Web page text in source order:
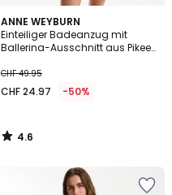
ANNE WEYBURN
Einteiliger Badeanzug mit
Ballerina-Ausschnitt aus Pikee-
CHF 49.95
CHF 24.97 -50%
4.6
/ 5
4.6
/